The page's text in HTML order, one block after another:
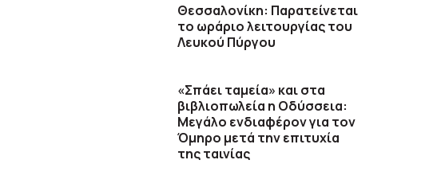
Θεσσαλονίκη: Παρατείνεται
το ωράριο λειτουργίας του
Λευκού Πύργου
«Σπάει ταμεία» και στα
βιβλιοπωλεία η Οδύσσεια:
Μεγάλο ενδιαφέρον για τον
Όμηρο μετά την επιτυχία
της ταινίας